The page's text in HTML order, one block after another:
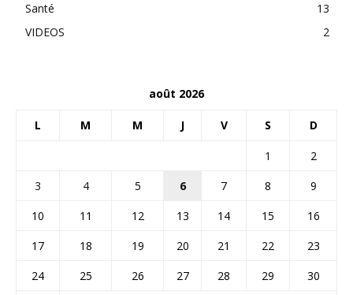
Santé
13
VIDEOS
2
août 2026
L M M J V S D
1
2
3
4 5 6 7 8
9
10
11 12 13 14 15
16
17
18 19 20 21 22
23
24
25 26 27 28 29
30